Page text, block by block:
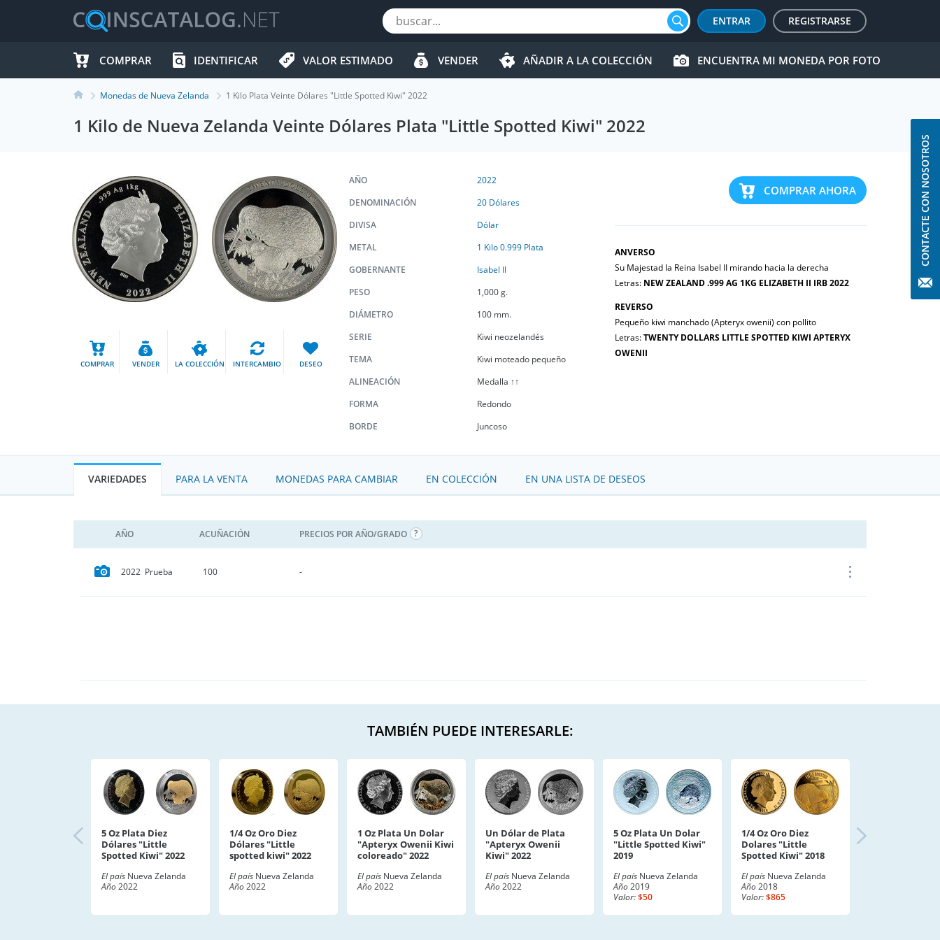
ENTRAR REGISTRARSE
COMPRAR IDENTIFICAR VALOR ESTIMADO VENDER AÑADIR A LA COLECCIÓN ENCUENTRA MI MONEDA POR FOTO
Monedas de Nueva Zelanda 1 Kilo Plata Veinte Dólares "Little Spotted Kiwi" 2022
1 Kilo de Nueva Zelanda Veinte Dólares Plata "Little Spotted Kiwi" 2022
COMPRAR VENDER LA COLECCIÓN INTERCAMBIO DESEO
COMPRAR AHORA
ANVERSO
Su Majestad la Reina Isabel II mirando hacia la derecha
Letras: NEW ZEALAND .999 AG 1KG ELIZABETH II IRB 2022
REVERSO
Pequeño kiwi manchado (Apteryx owenii) con pollito
Letras:TWENTY DOLLARS LITTLE SPOTTED KIWI APTERYX
OWENII
AÑO
2022
DENOMINACIÓN
20 Dólares
DIVISA
Dólar
METAL
1 Kilo 0.999 Plata
GOBERNANTE
Isabel II
PESO
1,000 g.
DIÁMETRO
100 mm.
SERIE
Kiwi neozelandés
TEMA
Kiwi moteado pequeño
ALINEACIÓN
Medalla ↑↑
FORMA
Redondo
BORDE
Juncoso
VARIEDADES PARA LA VENTA MONEDAS PARA CAMBIAR EN COLECCIÓN EN UNA LISTA DE DESEOS
AÑO ACUÑACIÓN PRECIOS POR AÑO/GRADO
2022 Prueba 100 -
TAMBIÉN PUEDE INTERESARLE:
5 Oz Plata Diez
Dólares "Little
Spotted Kiwi" 2022
El país Nueva Zelanda
Año2022
1/4 Oz Oro Diez
Dólares "Little
spotted kiwi" 2022
El país Nueva Zelanda
Año2022
1 Oz Plata Un Dolar
"Apteryx Owenii Kiwi
coloreado" 2022
El país Nueva Zelanda
Año2022
Un Dólar de Plata
"Apteryx Owenii
Kiwi" 2022
El país Nueva Zelanda
Año2022
5 Oz Plata Un Dolar
"Little Spotted Kiwi"
2019
El país Nueva Zelanda
Año2019
Valor:$50
1/4 Oz Oro Diez
Dolares "Little
Spotted Kiwi" 2018
El país Nueva Zelanda
Año2018
Valor:$865
CONTACTE CON NOSOTROS